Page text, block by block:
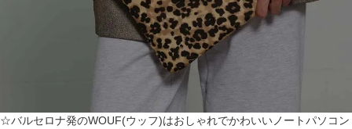
☆バルセロナ発のWOUF(ウッフ)はおしゃれでかわいいノートパソコン